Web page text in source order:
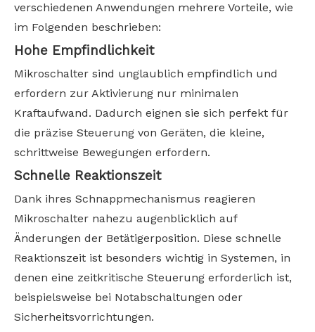
verschiedenen Anwendungen mehrere Vorteile, wie
im Folgenden beschrieben:
Hohe Empfindlichkeit
Mikroschalter sind unglaublich empfindlich und
erfordern zur Aktivierung nur minimalen
Kraftaufwand. Dadurch eignen sie sich perfekt für
die präzise Steuerung von Geräten, die kleine,
schrittweise Bewegungen erfordern.
Schnelle Reaktionszeit
Dank ihres Schnappmechanismus reagieren
Mikroschalter nahezu augenblicklich auf
Änderungen der Betätigerposition. Diese schnelle
Reaktionszeit ist besonders wichtig in Systemen, in
denen eine zeitkritische Steuerung erforderlich ist,
beispielsweise bei Notabschaltungen oder
Sicherheitsvorrichtungen.